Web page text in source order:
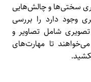
سختی‌ها و چالش‌هایی
وجود دارد را بررسی
شامل تصاویر و
تا مهارت‌های